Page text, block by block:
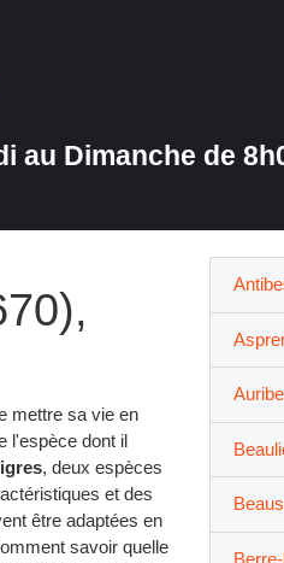
au Dimanche de
mettre sa vie en
l'espèce dont il
, deux espèces
et des
être adaptées en
savoir quelle